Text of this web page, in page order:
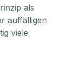
als
auffälligen
viele